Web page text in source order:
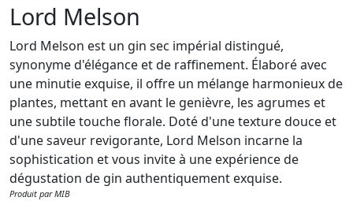
Lord Melson
Lord Melson est un gin sec impérial distingué,
synonyme d'élégance et de raffinement. Élaboré avec
une minutie exquise, il offre un mélange harmonieux de
plantes, mettant en avant le genièvre, les agrumes et
une subtile touche florale. Doté d'une texture douce et
d'une saveur revigorante, Lord Melson incarne la
sophistication et vous invite à une expérience de
dégustation de gin authentiquement exquise.
Produit par MIB